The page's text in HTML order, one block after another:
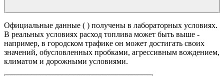
Официальные данные ( ) получены в лабораторных условиях.
В реальных условиях расход топлива может быть выше -
например, в городском трафике он может достигать своих
значений, обусловленных пробками, агрессивным вождением,
климатом и дорожными условиями.